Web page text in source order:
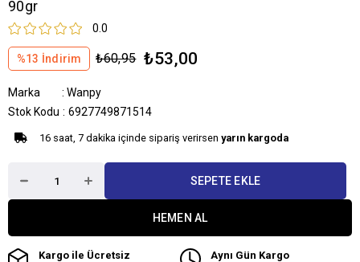
90gr
0.0
%13 İndirim ₺60,95 ₺53,00
Marka : Wanpy
Stok Kodu
6927749871514
16 saat, 7 dakika içinde sipariş verirsen yarın kargoda
Kargo ile Ücretsiz
Aynı Gün Kargo